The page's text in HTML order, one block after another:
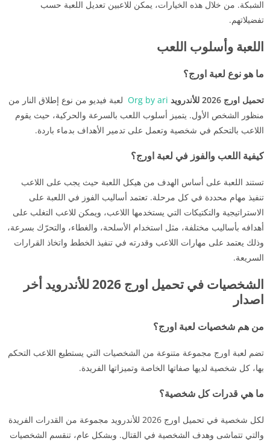
الشبكة. من خلال هذه الخيارات، يمكن للاعبين تعديل اللعبة حسب
تفضيلاتهم.
اللعبة وأسلوب اللعب
ما هو نوع لعبة اورج؟
تحميل اورج 2026 للأندرويد Org by ari لعبة فيديو من نوع إطلاق النار من
منظور الشخص الأول. يتميز أسلوب اللعب بالسرعة والحركية، حيث يقوم
اللاعب بالتحكم في شخصية وتعمل على تدمير الأهداف بدماء باردة.
كيفية اللعب والفوز في لعبة اورج؟
تستند اللعبة على أساس الهدف من هيكل اللعبة حيث يجب على اللاعب
تنفيذ مهام محددة في كل مرحلة. تعتمد أساليب الفوز في اللعبة على
الاستراتيجية والتكتيكات التي يستخدمها اللاعب، ويمكن للاعب التغلب على
أهدافه بأساليب مختلفة، مثل استخدام الأسلحة، والغطاء، والتحرّك بسرعة،
وذلك يعتمد على مهارات اللاعب وقدرته في تنفيذ الخطط واتخاذ القرارات
السريعة.
الشخصيات في تحميل اورج 2026 للأندرويد أخر
اصدار
من هم شخصيات لعبة اورج؟
تضم لعبة اورج مجموعة متنوعة من الشخصيات التي يستطيع اللاعب التحكم
بها، كل شخصية لديها صفاتها الخاصة وتميزاتها الفريدة.
ما هي قدرات كل شخصية؟
لكل شخصية في تحميل اورج 2026 للأندرويد مجموعة من القدرات الفريدة
والتي تتماشى وهدف الشخصية في القتال. وبشكل عام، تنقسم الشخصيات